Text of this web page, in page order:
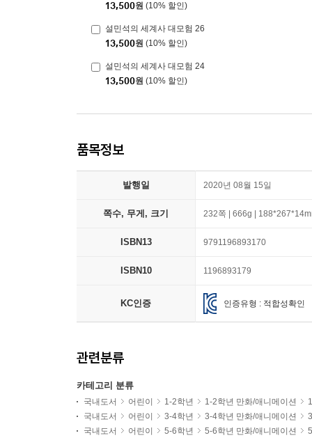
13,500원 (10% 할인)
설민석의 세계사 대모험 26
13,500원 (10% 할인)
설민석의 세계사 대모험 24
13,500원 (10% 할인)
품목정보
발행일 2020년 08월 15일
쪽수, 무게, 크기 232쪽 | 666g |
ISBN13 9791196893170
ISBN10 1196893179
KC인증 인증유형 : 적합성확인
관련분류
카테고리 분류
국내도서 어린이 1-2학년 1-2학년 만화/애니메이션
국내도서
어린이 3-4학년 3-4학년 만화/애니메이션
국내도서
어린이 5-6학년 5-6학년 만화/애니메이션